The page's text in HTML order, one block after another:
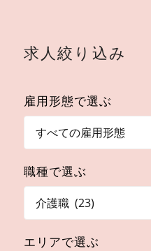
求人絞り込み
雇用形態で選ぶ
職種で選ぶ
エリアで選ぶ